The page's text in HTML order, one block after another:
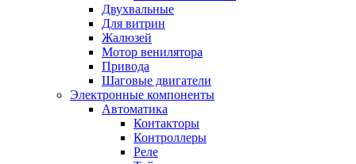
Двухвальные
Для витрин
Жалюзей
Мотор венилятора
Привода
Шаговые двигатели
Электронные компоненты
Автоматика
Контакторы
Контроллеры
Реле